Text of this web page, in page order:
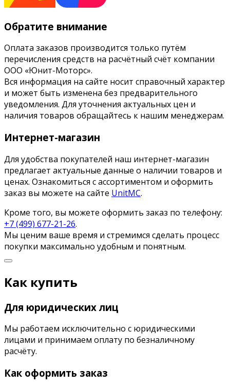
Обратите внимание
Оплата заказов производится только путём
перечисления средств на расчётный счёт компании
ООО «Юнит-Моторс».
Вся информация на сайте носит справочный характер
и может быть изменена без предварительного
уведомления. Для уточнения актуальных цен и
наличия товаров обращайтесь к нашим менеджерам.
Интернет-магазин
Для удобства покупателей наш интернет-магазин
предлагает актуальные данные о наличии товаров и
ценах. Ознакомиться с ассортиментом и оформить
заказ вы можете на сайте UnitMC.
Кроме того, вы можете оформить заказ по телефону:
+7 (499) 677-21-26.
Мы ценим ваше время и стремимся сделать процесс
покупки максимально удобным и понятным.
Как купить
Для юридических лиц
Мы работаем исключительно с юридическими
лицами и принимаем оплату по безналичному
расчёту.
Как оформить заказ